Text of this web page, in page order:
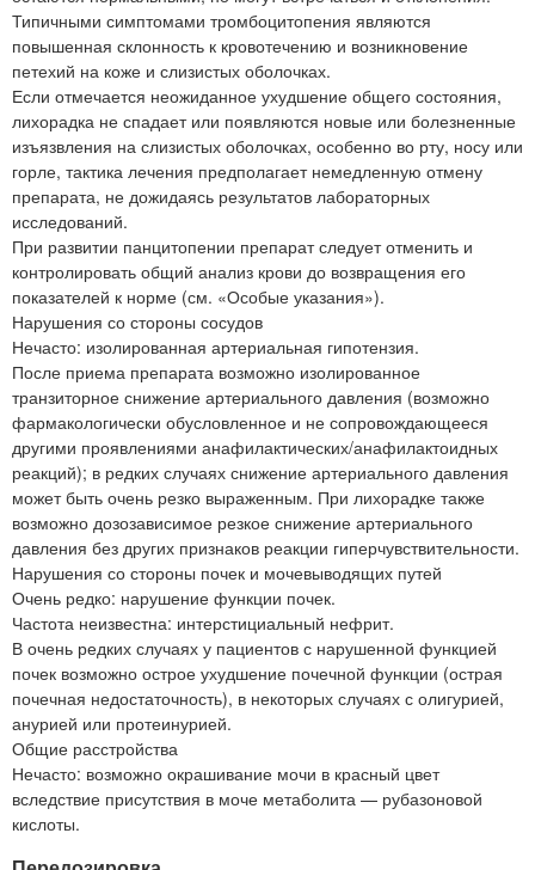
Типичными симптомами тромбоцитопения являются
повышенная склонность к кровотечению и возникновение
петехий на коже и слизистых оболочках.
Если отмечается неожиданное ухудшение общего состояния,
лихорадка не спадает или появляются новые или болезненные
изъязвления на слизистых оболочках, особенно во рту, носу или
горле, тактика лечения предполагает немедленную отмену
препарата, не дожидаясь результатов лабораторных
исследований.
При развитии панцитопении препарат следует отменить и
контролировать общий анализ крови до возвращения его
показателей к норме (см. «Особые указания»).
Нарушения со стороны сосудов
Нечасто: изолированная артериальная гипотензия.
После приема препарата возможно изолированное
транзиторное снижение артериального давления (возможно
фармакологически обусловленное и не сопровождающееся
другими проявлениями анафилактических/анафилактоидных
реакций); в редких случаях снижение артериального давления
может быть очень резко выраженным. При лихорадке также
возможно дозозависимое резкое снижение артериального
давления без других признаков реакции гиперчувствительности.
Нарушения со стороны почек и мочевыводящих путей
Очень редко: нарушение функции почек.
Частота неизвестна: интерстициальный нефрит.
В очень редких случаях у пациентов с нарушенной функцией
почек возможно острое ухудшение почечной функции (острая
почечная недостаточность), в некоторых случаях с олигурией,
анурией или протеинурией.
Общие расстройства
Нечасто: возможно окрашивание мочи в красный цвет
вследствие присутствия в моче метаболита — рубазоновой
кислоты.